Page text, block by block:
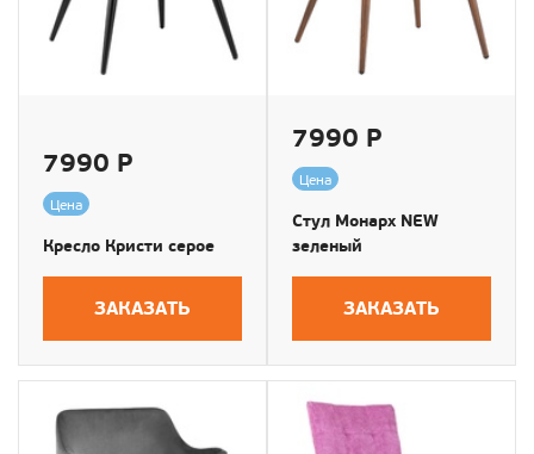
7990 Р
Цена
Кресло Кристи серое
ЗАКАЗАТЬ
7990 Р
Цена
Стул Монарх NEW
зеленый
ЗАКАЗАТЬ